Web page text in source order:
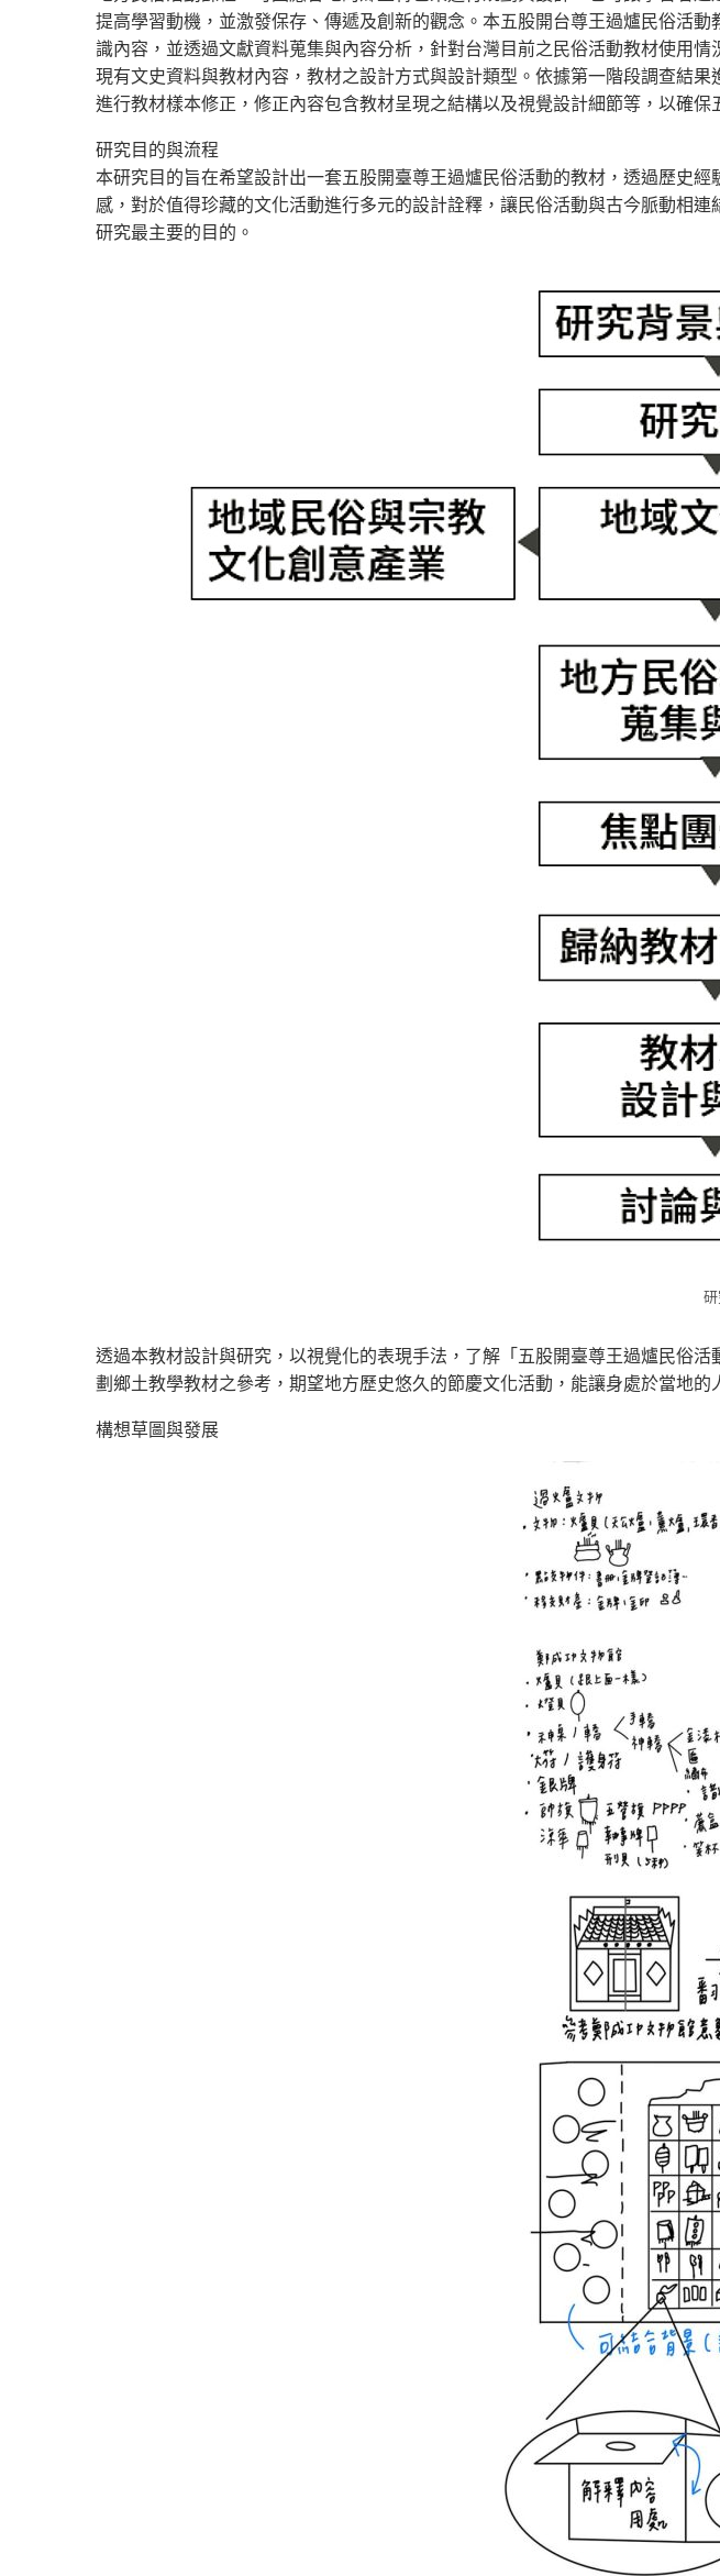
提高學習動機，並激發保存、傳遞及創新的觀念。本五股開台尊王過爐民俗活
識內容，並透過文獻資料蒐集與內容分析，針對台灣目前之民俗活動教材使用
現有文史資料與教材內容，教材之設計方式與設計類型。依據第一階段調查結
進行教材樣本修正，修正內容包含教材呈現之結構以及視覺設計細節等，以確
研究目的與流程
本研究目的旨在希望設計出一套五股開臺尊王過爐民俗活動的教材，透過歷史
感，對於值得珍藏的文化活動進行多元的設計詮釋，讓民俗活動與古今脈動相
研究最主要的目的。
透過本教材設計與研究，以視覺化的表現手法，了解「五股開臺尊王過爐民俗
劃鄉土教學教材之參考，期望地方歷史悠久的節慶文化活動，能讓身處於當地
構想草圖與發展